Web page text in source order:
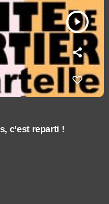
play_arrow
c’est reparti !